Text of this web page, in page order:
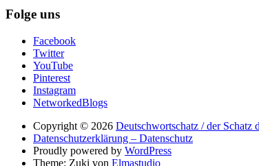
Folge uns
Facebook
Twitter
YouTube
Pinterest
Instagram
NetworkedBlogs
Copyright © 2026 Deutschwortschatz / der Schatz
Datenschutzerklärung – Datenschutz
Proudly powered by WordPress
Theme: Zuki von Elmastudio